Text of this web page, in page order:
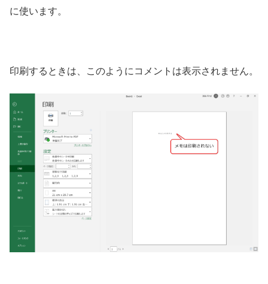
に使います。
印刷するときは、このようにコメントは表示されません。